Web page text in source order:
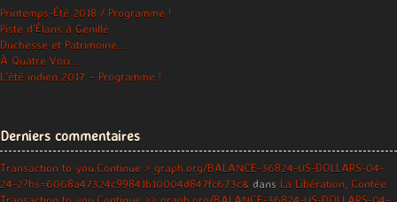
Printemps-Été 2018 / Programme !
Piste d’Élans à Genillé
Duchesse et Patrimoine…
À Quatre Voix…
L’été indien 2017 – Programme !
Derniers commentaires
Transaction to you.Continue > graph.org/BALANCE-36824-US-DOLLARS-04-
24-2?hs=6068a47324c99841b10004d847fc673c& dans La Libération, Contée